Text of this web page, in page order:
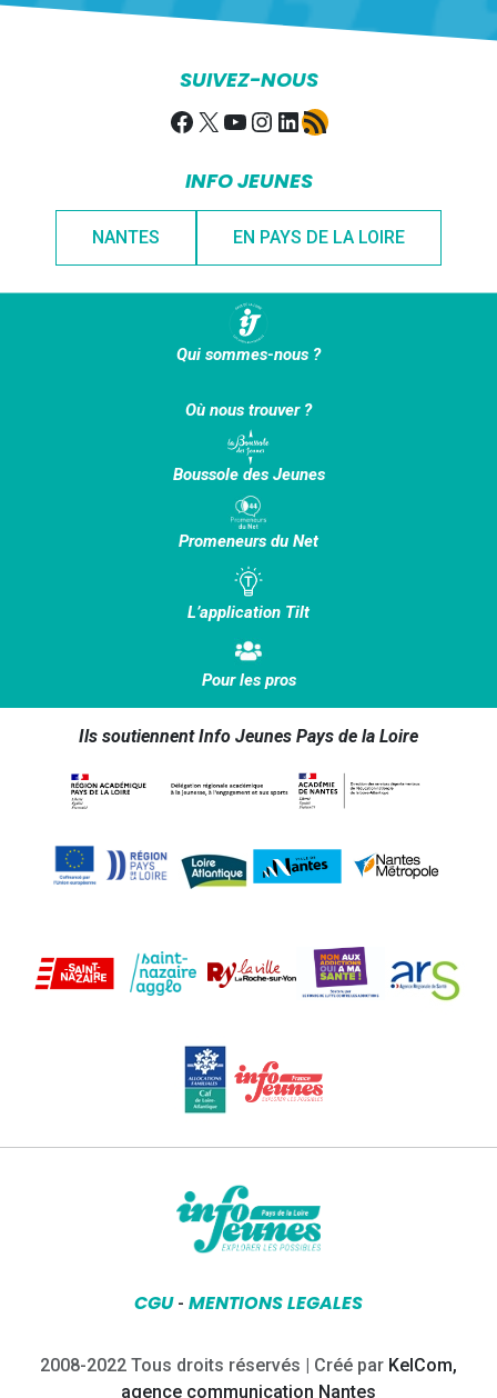
SUIVEZ-NOUS
Facebook
X YouTube
Instagram
LinkedIn
Flux RSS
INFO JEUNES
NANTES EN PAYS DE LA LOIRE
Qui sommes-nous ?
Où nous trouver ?
Boussole des Jeunes
Promeneurs du Net
L’application Tilt
Pour les pros
Ils soutiennent Info Jeunes Pays de la Loire
CGU- MENTIONS LEGALES
2008-2022 Tous droits réservés | Créé par KelCom,
agence communication Nantes